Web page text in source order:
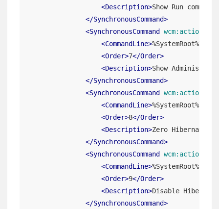
<Description>Show Run
</SynchronousCommand>
<SynchronousCommand wcm:action
<CommandLine>
<Order>7</Order>
<Description>Show
</SynchronousCommand>
<SynchronousCommand wcm:action
<CommandLine>
<Order>8</Order>
<Description>Zero
</SynchronousCommand>
<SynchronousCommand wcm:action
<CommandLine>
<Order>9</Order>
<Description>Disable
</SynchronousCommand>